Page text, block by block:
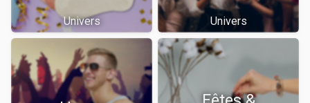
Univers Univers